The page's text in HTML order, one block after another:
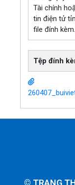
Tài chính
tin điện tử
file đính
Tệp đính
© TRANG